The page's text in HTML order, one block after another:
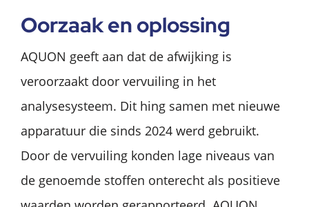
Oorzaak en oplossing
AQUON geeft aan dat de afwijking is
veroorzaakt door vervuiling in het
analysesysteem. Dit hing samen met nieuwe
apparatuur die sinds 2024 werd gebruikt.
Door de vervuiling konden lage niveaus van
de genoemde stoffen onterecht als positieve